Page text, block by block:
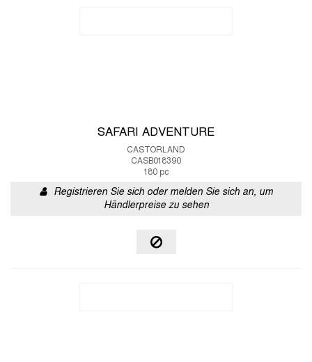
SAFARI ADVENTURE
CASTORLAND
CASB018390
180 pc
Registrieren Sie sich oder melden Sie sich an, um
Händlerpreise zu sehen